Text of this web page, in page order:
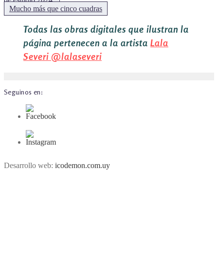
Siguiente:
Mucho más que cinco cuadras
Todas las obras digitales que ilustran la
página pertenecen a la artista Lala
Severi @lalaseveri
Seguinos en:
Desarrollo web: icodemon.com.uy